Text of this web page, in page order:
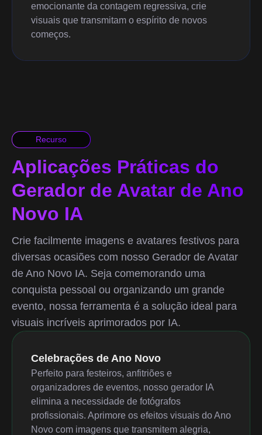
emocionante da contagem regressiva, crie
visuais que transmitam o espírito de novos
começos.
Recurso
Aplicações Práticas do
Gerador de Avatar de Ano
Novo IA
Crie facilmente imagens e avatares festivos para
diversas ocasiões com nosso Gerador de Avatar
de Ano Novo IA. Seja comemorando uma
conquista pessoal ou organizando um grande
evento, nossa ferramenta é a solução ideal para
visuais incríveis aprimorados por IA.
Celebrações de Ano Novo
Perfeito para festeiros, anfitriões e
organizadores de eventos, nosso gerador IA
elimina a necessidade de fotógrafos
profissionais. Aprimore os efeitos visuais do Ano
Novo com imagens que transmitem alegria,